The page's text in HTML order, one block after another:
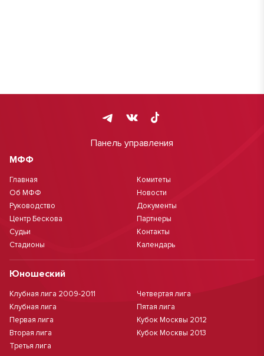
Панель управления
МФФ
Главная
Об МФФ
Руководство
Центр Бескова
Судьи
Стадионы
Комитеты
Новости
Документы
Партнеры
Контакты
Календарь
Юношеский
Клубная лига 2009-2011
Клубная лига
Первая лига
Вторая лига
Третья лига
Четвертая лига
Пятая лига
Кубок Москвы 2012
Кубок Москвы 2013